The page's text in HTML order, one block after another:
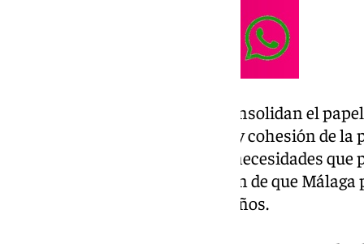
«Son unos presupuestos que consolidan el
como gran motor de desarrollo y cohesión de
capacidad de adaptarnos a las necesidades
Salado, apuntando a la previsión de que
poblada de Andalucía en siete años.